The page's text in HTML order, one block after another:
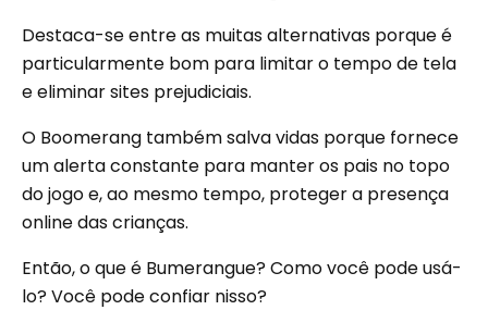
Destaca-se entre as muitas alternativas porque é
particularmente bom para limitar o tempo de tela
e eliminar sites prejudiciais.
O Boomerang também salva vidas porque fornece
um alerta constante para manter os pais no topo
do jogo e, ao mesmo tempo, proteger a presença
online das crianças.
Então, o que é Bumerangue? Como você pode usá-
lo? Você pode confiar nisso?